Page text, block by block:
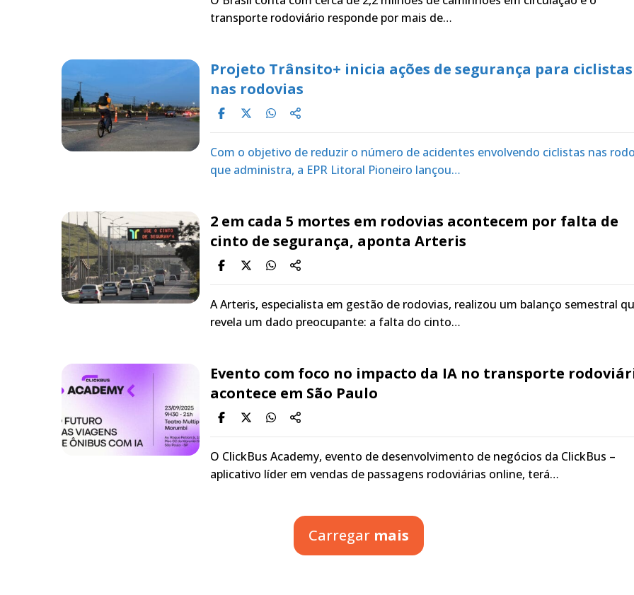
transporte rodoviário responde por mais de…
Projeto Trânsito+ inicia ações de segurança para ciclistas
nas rodovias
Com o objetivo de reduzir o número de acidentes envolvendo ciclistas nas
que administra, a EPR Litoral Pioneiro lançou…
2 em cada 5 mortes em rodovias acontecem por falta de
cinto de segurança, aponta Arteris
A Arteris, especialista em gestão de rodovias, realizou um balanço semestral
revela um dado preocupante: a falta do cinto…
Evento com foco no impacto da IA no transporte
acontece em São Paulo
O ClickBus Academy, evento de desenvolvimento de negócios da ClickBus –
aplicativo líder em vendas de passagens rodoviárias online, terá…
Carregar mais